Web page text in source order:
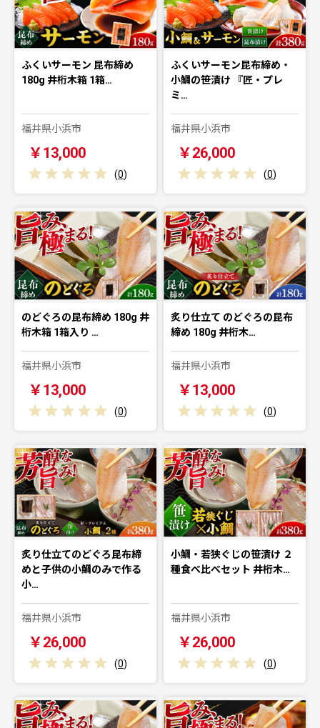
ふくいサーモン 昆布締め
180g 井桁木箱 1箱…
福井県小浜市
￥13,000
(0)
ふくいサーモン昆布締め・
小鯛の笹漬け 『匠・プレ
ミ…
福井県小浜市
￥26,000
(0)
のどぐろの昆布締め 180g 井
桁木箱 1箱入り …
福井県小浜市
￥13,000
(0)
炙り仕立て のどぐろの昆布
締め 180g 井桁木…
福井県小浜市
￥13,000
(0)
炙り仕立てのどぐろ昆布締
めと子供の小鯛のみで作る
小…
福井県小浜市
￥26,000
(0)
小鯛・若狭ぐじの笹漬け ２
種食べ比べセット 井桁木…
福井県小浜市
￥26,000
(0)